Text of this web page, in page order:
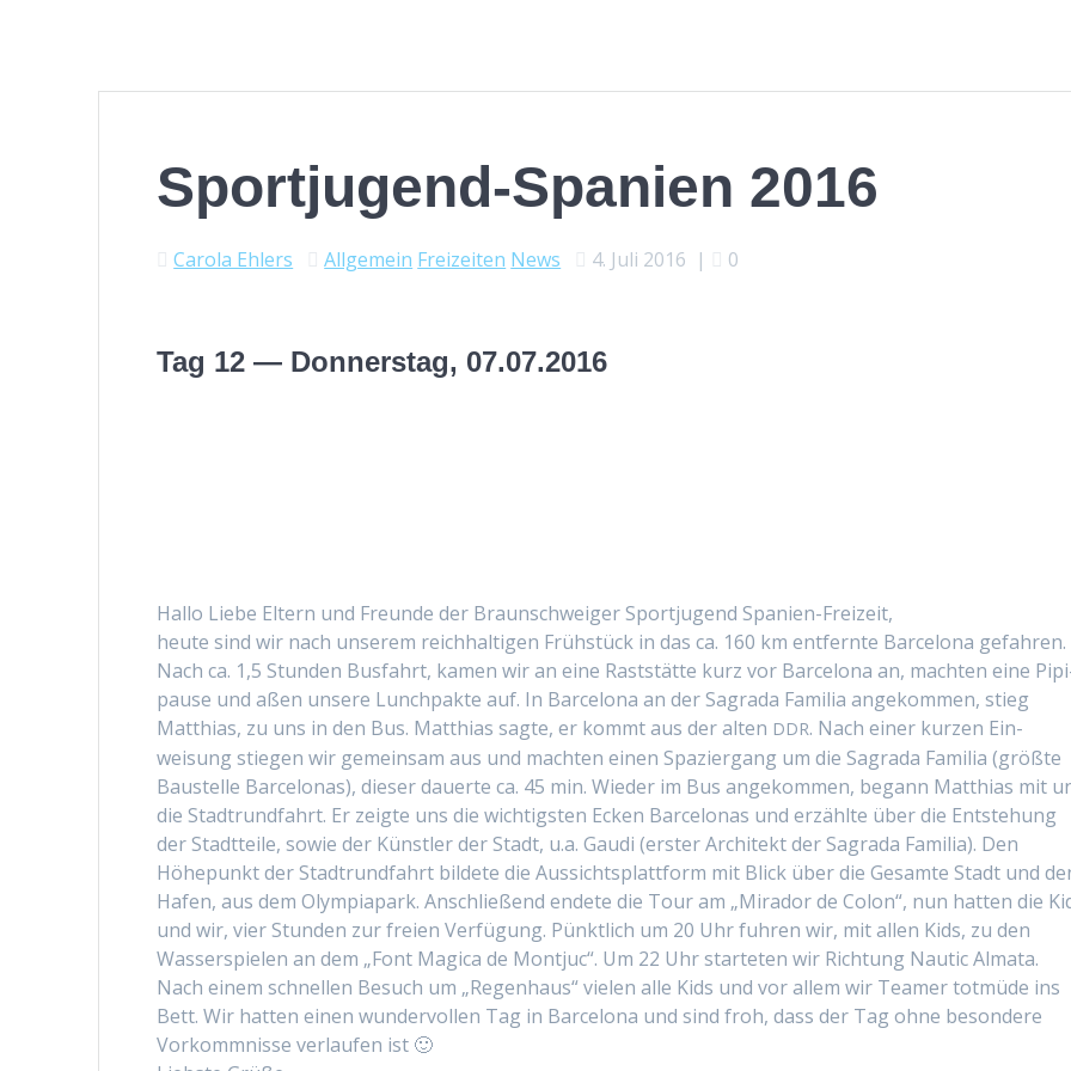
Sportjugend-Spanien 2016
Carola Ehlers Allgemein Freizeiten News 4. Juli 2016 | 0
Tag 12 — Donnerstag, 07.07.2016
Hal­lo Liebe Eltern und Fre­unde der Braun­schweiger Sportju­gend Spanien-Freizeit,
heute sind wir nach unserem reich­halti­gen Früh­stück in das ca. 160 km ent­fer­nte Barcelona gefahren.
Nach ca. 1,5 Stun­den Bus­fahrt, kamen wir an eine Rast­stätte kurz vor Barcelona an, macht­en eine
pause und aßen unsere Lunch­pak­te auf. In Barcelona an der Sagra­da Famil­ia angekom­men, stieg
Matthias, zu uns in den Bus. Matthias sagte, er kommt aus der alten DDR. Nach ein­er kurzen Ein­
weisung stiegen wir gemein­sam aus und macht­en einen Spazier­gang um die Sagra­da Famil­ia (größte
Baustelle Barcelonas), dieser dauerte ca. 45 min. Wieder im Bus angekom­men, begann Matthias mit
die Stadtrund­fahrt. Er zeigte uns die wichtig­sten Eck­en Barcelonas und erzählte über die Entste­hung
der Stadt­teile, sowie der Kün­stler der Stadt, u.a. Gau­di (erster Architekt der Sagra­da Famil­ia). Den
Höhep­unkt der Stadtrund­fahrt bildete die Aus­sicht­splat­tform mit Blick über die Gesamte Stadt und
Hafen, aus dem Olympia­park. Anschließend endete die Tour am „Mirador de Colon“, nun hat­ten die
und wir, vier Stun­den zur freien Ver­fü­gung. Pünk­tlich um 20 Uhr fuhren wir, mit allen Kids, zu den
Wasser­spie­len an dem „Font Mag­i­ca de Mon­tjuc“. Um 22 Uhr starteten wir Rich­tung Nau­tic Alma­ta.
Nach einem schnellen Besuch um „Regen­haus“ vie­len alle Kids und vor allem wir Team­er tot­müde ins
Bett. Wir hat­ten einen wun­der­vollen Tag in Barcelona und sind froh, dass der Tag ohne beson­dere
Vorkomm­nisse ver­laufen ist 🙂